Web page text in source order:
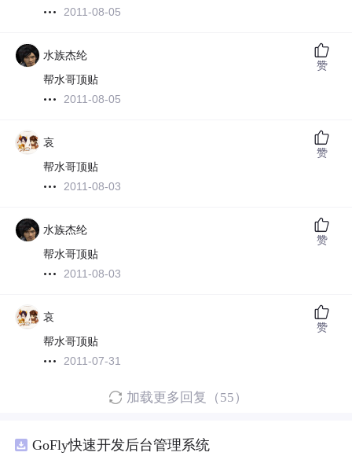
2011-08-05
水族杰纶
帮水哥顶贴
2011-08-05
赞
哀
帮水哥顶贴
2011-08-03
赞
水族杰纶
帮水哥顶贴
2011-08-03
赞
哀
帮水哥顶贴
2011-07-31
赞
加载更多回复（55）
GoFly快速开发后台管理系统